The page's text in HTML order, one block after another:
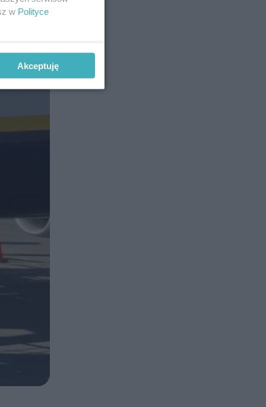
w Polityce
Akceptuję